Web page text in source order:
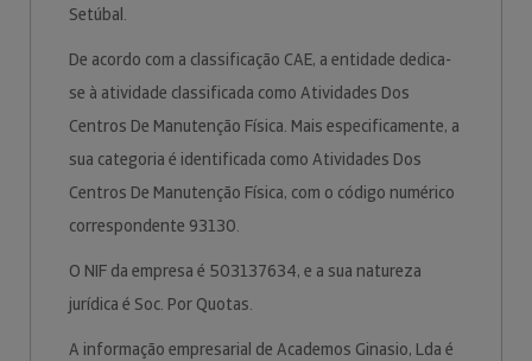
Setúbal.
De acordo com a classificação CAE, a entidade dedica-
se à atividade classificada como Atividades Dos
Centros De Manutenção Física. Mais especificamente, a
sua categoria é identificada como Atividades Dos
Centros De Manutenção Física, com o código numérico
correspondente 93130.
O NIF da empresa é 503137634, e a sua natureza
jurídica é Soc. Por Quotas.
A informação empresarial de Academos Ginasio, Lda é